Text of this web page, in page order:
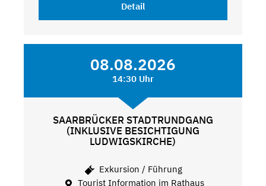
Detail
08.08.2026
14:30 Uhr
SAARBRÜCKER STADTRUNDGANG
(INKLUSIVE BESICHTIGUNG
LUDWIGSKIRCHE)
Exkursion / Führung
Tourist Information im Rathaus